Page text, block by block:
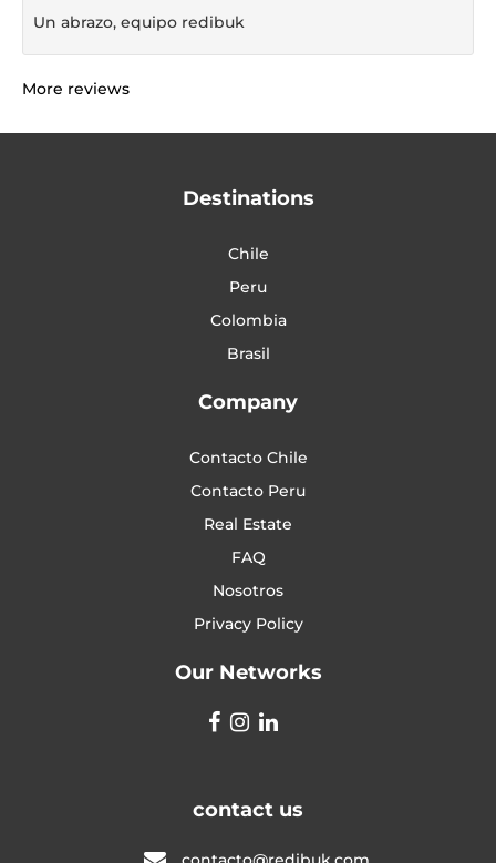
Un abrazo, equipo redibuk
More reviews
Destinations
Chile
Peru
Colombia
Brasil
Company
Contacto Chile
Contacto Peru
Real Estate
FAQ
Nosotros
Privacy Policy
Our Networks
contact us